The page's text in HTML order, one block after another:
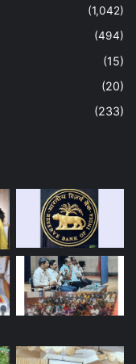
(1,042)
(494)
(15)
(20)
(233)